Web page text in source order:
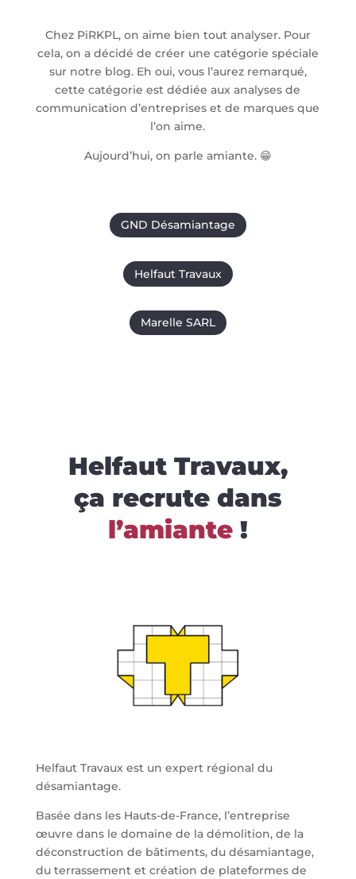
Chez PiRKPL, on aime bien tout analyser. Pour
cela, on a décidé de créer une catégorie spéciale
sur notre blog. Eh oui, vous l’aurez remarqué,
cette catégorie est dédiée aux analyses de
communication d’entreprises et de marques que
l’on aime.
Aujourd’hui, on parle amiante. 😁
GND Désamiantage
Helfaut Travaux
Marelle SARL
Helfaut Travaux,
ça recrute dans
l’amiante!
Helfaut Travaux est un expert régional du
désamiantage.
Basée dans les Hauts-de-France, l’entreprise
œuvre dans le domaine de la démolition, de la
déconstruction de bâtiments, du désamiantage,
du terrassement et création de plateformes de